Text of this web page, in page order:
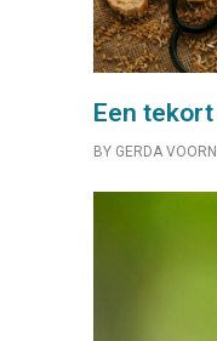
Een
BY GERDA VOORN